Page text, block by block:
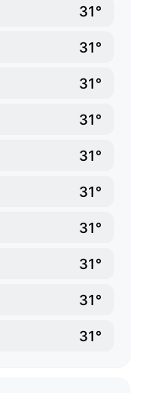
31°
31°
31°
31°
31°
31°
31°
31°
31°
31°